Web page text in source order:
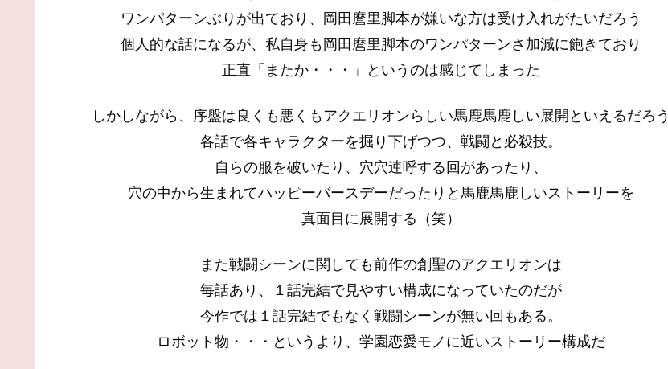
ワンパターンぶりが出ており、岡田麿里脚本が嫌いな方は受け入れがたいだろう
個人的な話になるが、私自身も岡田麿里脚本のワンパターンさ加減に飽きており
正直「またか・・・」というのは感じてしまった
しかしながら、序盤は良くも悪くもアクエリオンらしい馬鹿馬鹿しい展開といえるだろう
各話で各キャラクターを掘り下げつつ、戦闘と必殺技。
自らの服を破いたり、穴穴連呼する回があったり、
穴の中から生まれてハッピーバースデーだったりと馬鹿馬鹿しいストーリーを
真面目に展開する（笑）
また戦闘シーンに関しても前作の創聖のアクエリオンは
毎話あり、１話完結で見やすい構成になっていたのだが
今作では１話完結でもなく戦闘シーンが無い回もある。
ロボット物・・・というより、学園恋愛モノに近いストーリー構成だ